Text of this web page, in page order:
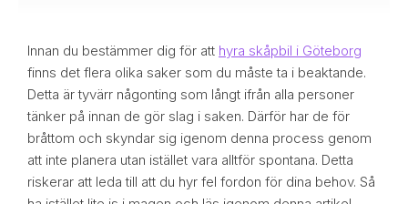
Innan du bestämmer dig för att hyra skåpbil i Göteborg
finns det flera olika saker som du måste ta i beaktande.
Detta är tyvärr någonting som långt ifrån alla personer
tänker på innan de gör slag i saken. Därför har de för
bråttom och skyndar sig igenom denna process genom
att inte planera utan istället vara alltför spontana. Detta
riskerar att leda till att du hyr fel fordon för dina behov. Så